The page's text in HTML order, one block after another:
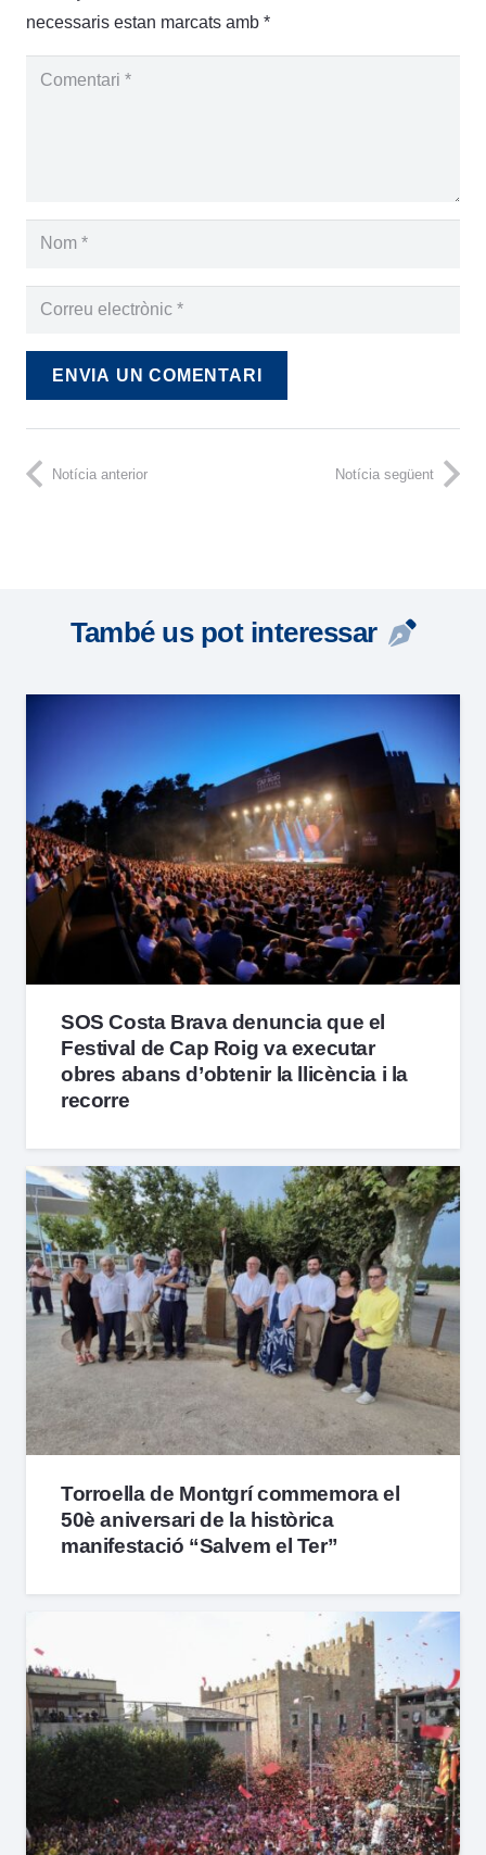
necessaris estan marcats amb *
ENVIA UN COMENTARI
Notícia anterior Notícia següent
També us pot interessar
SOS Costa Brava denuncia que el
Festival de Cap Roig va executar
obres abans d’obtenir la llicència i la
recorre
Torroella de Montgrí commemora el
50è aniversari de la històrica
manifestació “Salvem el Ter”